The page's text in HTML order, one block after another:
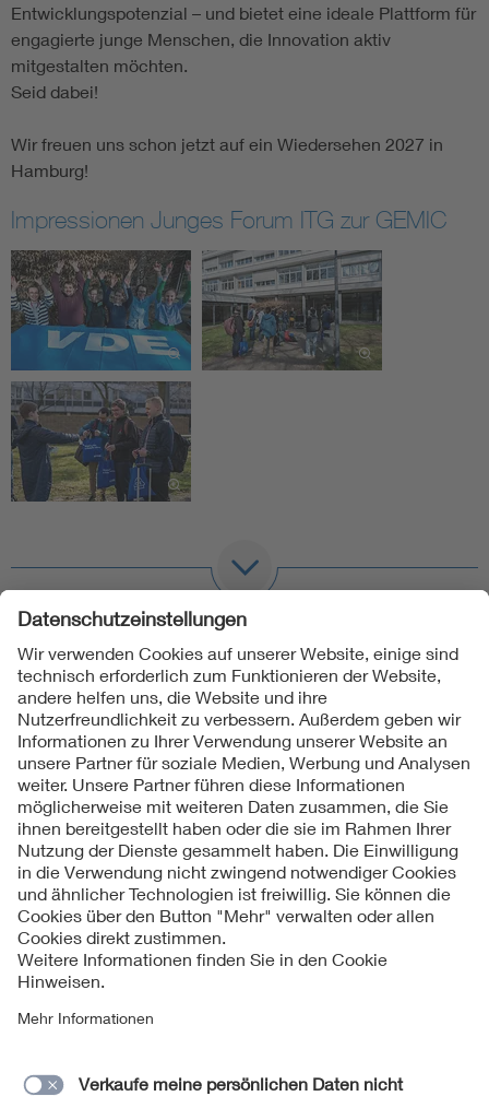
Entwicklungspotenzial – und bietet eine ideale Plattform für
engagierte junge Menschen, die Innovation aktiv
mitgestalten möchten.
Seid dabei!
Wir freuen uns schon jetzt auf ein Wiedersehen 2027 in
Hamburg!
Impressionen Junges Forum ITG zur GEMIC
Folgen Sie uns
Kontakte
Service
Impressum
Datenschutzinformationen
Cookie Hinweise
Lieferantenportal